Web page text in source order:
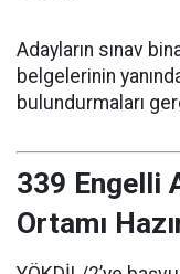
Adayların sınav
belgelerinin
bulundurmaları
339 Engelli
Ortamı